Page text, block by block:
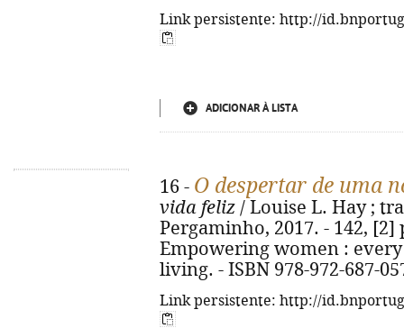
Link persistente: http://
ADICIONAR À LISTA
16 - O despertar de uma
vida feliz / Louise L. Hay ;
Pergaminho, 2017. - 142, [2]
Empowering women :
living. - ISBN 978-972-687-
Link persistente: http://